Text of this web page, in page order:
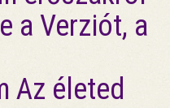
a Verziót, a
Az életed